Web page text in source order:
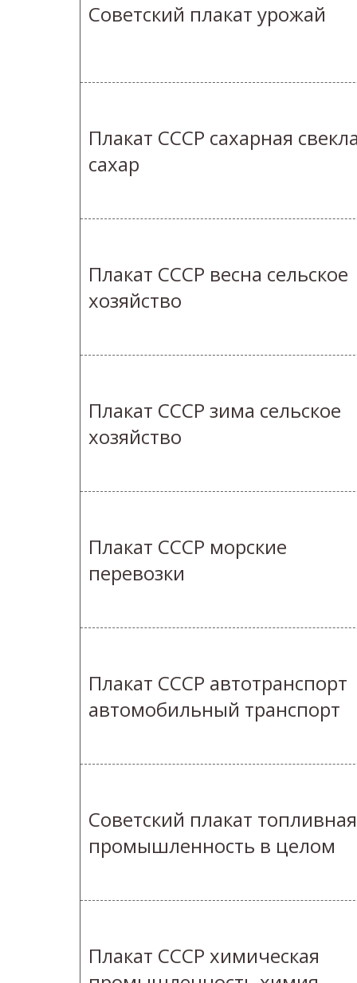
Советский плакат урожай
Плакат СССР сахарная
сахар
Плакат СССР весна сельское
хозяйство
Плакат СССР зима сельское
хозяйство
Плакат СССР морские
перевозки
Плакат СССР автотранспорт
автомобильный транспорт
Советский плакат топливная
промышленность в целом
Плакат СССР химическая